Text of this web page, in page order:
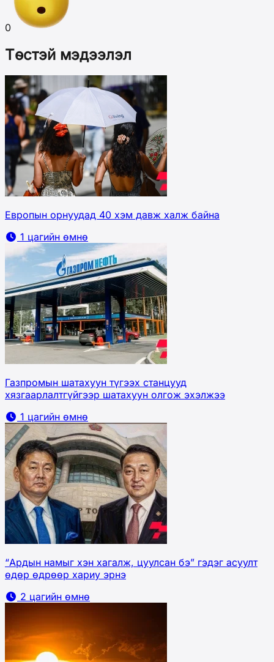
0
Төстэй мэдээлэл
Европын орнуудад 40 хэм давж халж байна
1 цагийн өмнө
Газпромын шатахуун түгээх станцууд
хязгаарлалтгүйгээр шатахуун олгож эхэлжээ
1 цагийн өмнө
“Ардын намыг хэн хагалж, цуулсан бэ” гэдэг асуулт
өдөр өдрөөр хариу эрнэ
2 цагийн өмнө